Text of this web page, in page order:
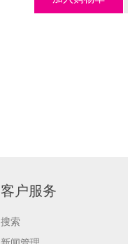
客户服务
搜索